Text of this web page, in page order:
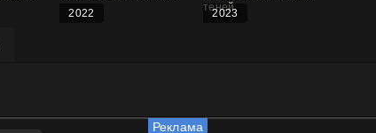
2022 2023
теней